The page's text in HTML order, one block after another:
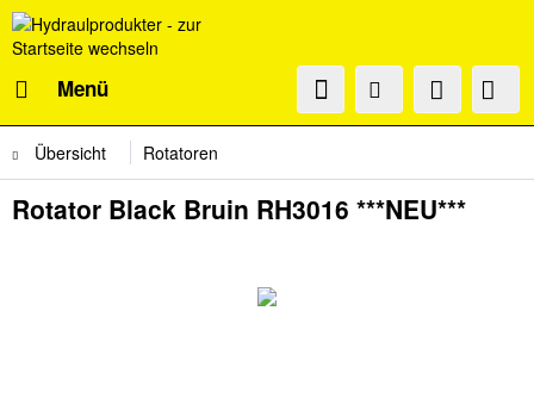
Menü
Übersicht Rotatoren
Rotator Black Bruin RH3016 ***NEU***